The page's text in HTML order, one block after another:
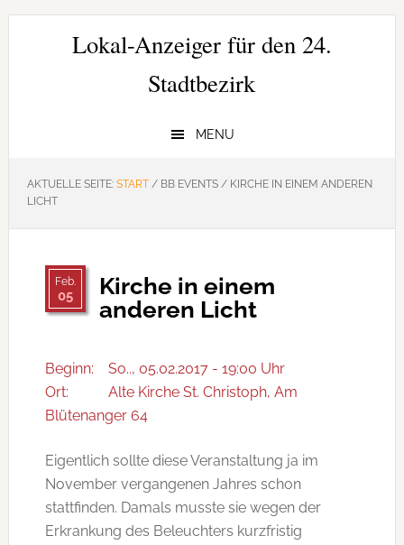
Zur
Hauptnavigation
Zum
Zur
SeitenspalteLokal-Anzeiger für den 24.
Stadtbezirk
MENU
AKTUELLE SEITE: START /BB EVENTS /KIRCHE IN EINEM ANDEREN
LICHT
Feb.
05
Kirche in einem
anderen Licht
Beginn:
So.., 05.02.2017 - 19:00 Uhr
Ort:
Alte Kirche St. Christoph, Am
Blütenanger 64
Eigentlich sollte diese Veranstaltung ja im
November vergangenen Jahres schon
stattfinden. Damals musste sie wegen der
Erkrankung des Beleuchters kurzfristig